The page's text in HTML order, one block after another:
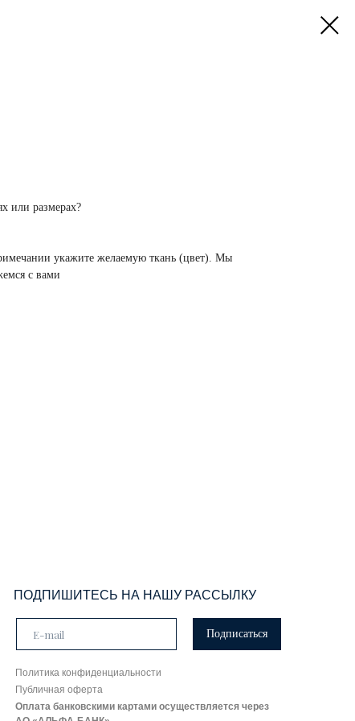
или размерах?
укажите желаемую ткань (цвет). Мы
с вами
ПОДПИШИТЕСЬ НА НАШУ РАССЫЛКУ
Подписаться
Политика конфиденциальности
Публичная оферта
Оплата банковскими картами осуществляется через